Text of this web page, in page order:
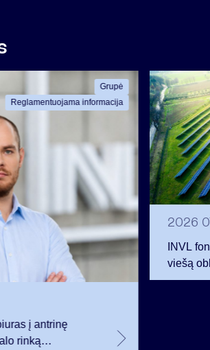
Grupė
Reglamentuojama informacija
į antrinę
rinką
2026
INVL
viešą
12 mln.